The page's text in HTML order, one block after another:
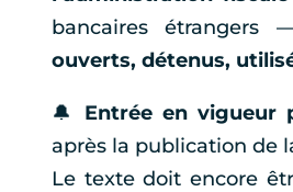
bancaires étrangers
ouverts, détenus,
🔔 Entrée en vigueur
après la publication de
Le texte doit encore